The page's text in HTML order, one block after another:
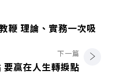
鞭 理論、實務一次吸
下一篇
要贏在人生轉捩點